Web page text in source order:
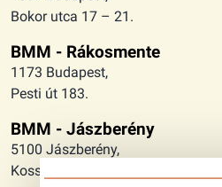
Bokor utca 17 – 21.
BMM - Rákosmente
1173 Budapest,
Pesti út 183.
BMM - Jászberény
5100 Jászberény,
Kossuth Lajos utca 5.